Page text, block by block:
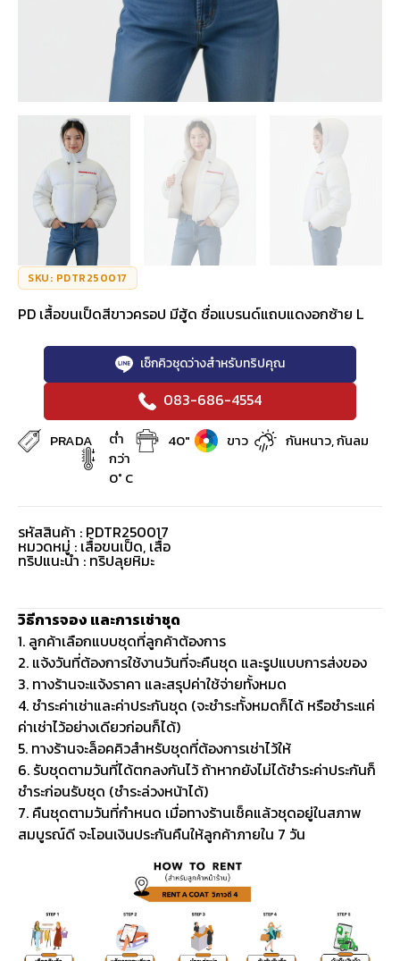
SKU: PDTR250017
PD เสื้อขนเป็ดสีขาวครอป มีฮู้ด ชื่อแบรนด์แถบแดงอกซ้าย L
เช็กคิวชุดว่างสำหรับทริปคุณ
083-686-4554
PRADA
ต่ำ
กว่า
0° C
40" ขาว กันหนาว, กันลม
รหัสสินค้า : PDTR250017
หมวดหมู่ : เสื้อขนเป็ด, เสื้อ
ทริปแนะนำ : ทริปลุยหิมะ
วิธีการจอง และการเช่าชุด
1. ลูกค้าเลือกแบบชุดที่ลูกค้าต้องการ
2. แจ้งวันที่ต้องการใช้งานวันที่จะคืนชุด และรูปแบบการส่งของ
3. ทางร้านจะแจ้งราคา และสรุปค่าใช้จ่ายทั้งหมด
4. ชำระค่าเช่าและค่าประกันชุด (จะชำระทั้งหมดก็ได้ หรือชำระแค่
ค่าเช่าไว้อย่างเดียวก่อนก็ได้)
5. ทางร้านจะล็อคคิวสำหรับชุดที่ต้องการเช่าไว้ให้
6. รับชุดตามวันที่ได้ตกลงกันไว้ ถ้าหากยังไม่ได้ชำระค่าประกันก็
ชำระก่อนรับชุด (ชำระล่วงหน้าได้)
7. คืนชุดตามวันที่กำหนด เมื่อทางร้านเช็คแล้วชุดอยู่ในสภาพ
สมบูรณ์ดี จะโอนเงินประกันคืนให้ลูกค้าภายใน 7 วัน